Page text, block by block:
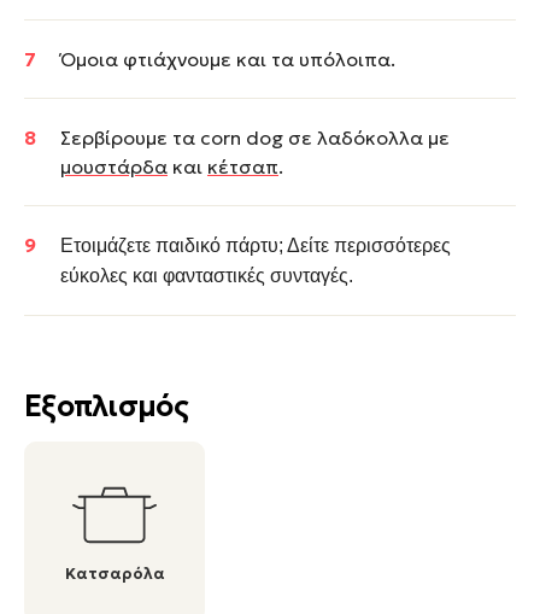
Εξοπλισμός
Κατσαρόλα
Όμοια φτιάχνουμε και τα υπόλοιπα.
Σερβίρουμε τα corn dog σε λαδόκολλα με
μουστάρδα και κέτσαπ.
Ετοιμάζετε παιδικό πάρτυ; Δείτε περισσότερες
εύκολες και φανταστικές συνταγές.